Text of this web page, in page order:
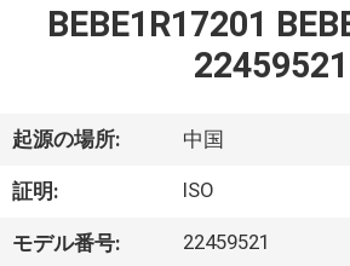
ビ
デ
BEBE1R17201
22459521
起源の場所: 中国
証明: ISO
モデル番号: 22459521